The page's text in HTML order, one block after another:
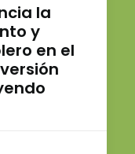
la
y
en el